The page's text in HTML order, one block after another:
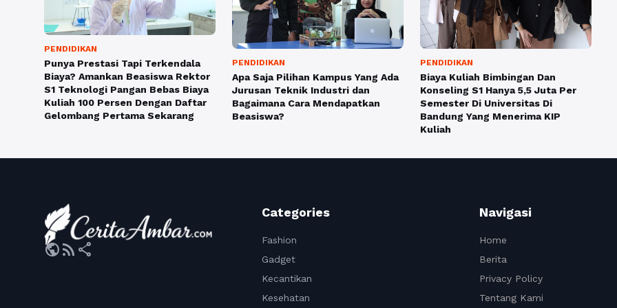
PENDIDIKAN
Punya Prestasi Tapi Terkendala
Biaya? Amankan Beasiswa Rektor
S1 Teknologi Pangan Bebas Biaya
Kuliah 100 Persen Dengan Daftar
Gelombang Pertama Sekarang
PENDIDIKAN
Apa Saja Pilihan Kampus Yang Ada
Jurusan Teknik Industri dan
Bagaimana Cara Mendapatkan
Beasiswa?
PENDIDIKAN
Biaya Kuliah Bimbingan Dan
Konseling S1 Hanya 5,5 Juta Per
Semester Di Universitas Di
Bandung Yang Menerima KIP
Kuliah
publicrss_feed share
Categories
Fashion
Gadget
Kecantikan
Kesehatan
Navigasi
Home
Berita
Privacy Policy
Tentang Kami